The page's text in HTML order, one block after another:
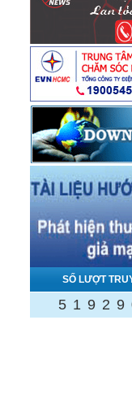
SỐ LƯỢT
5 1 9 2 9